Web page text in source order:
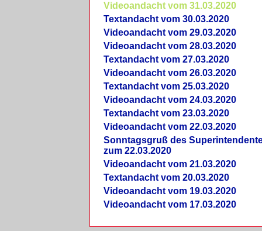
Videoandacht vom 31.03.2020
Textandacht vom 30.03.2020
Videoandacht vom 29.03.2020
Videoandacht vom 28.03.2020
Textandacht vom 27.03.2020
Videoandacht vom 26.03.2020
Textandacht vom 25.03.2020
Videoandacht vom 24.03.2020
Textandacht vom 23.03.2020
Videoandacht vom 22.03.2020
Sonntagsgruß des
zum 22.03.2020
Videoandacht vom 21.03.2020
Textandacht vom 20.03.2020
Videoandacht vom 19.03.2020
Videoandacht vom 17.03.2020